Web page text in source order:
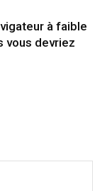
à faible
vous devriez